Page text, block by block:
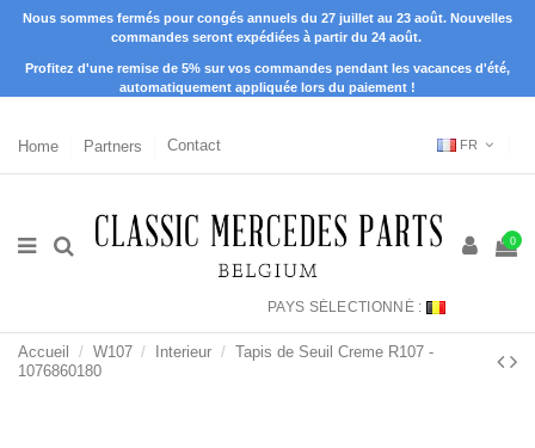
Nous sommes fermés pour congés annuels du 27 juillet au 23 août. Nouvelles
commandes seront expédiées à partir du 24 août.
Profitez d'une remise de 5% sur vos commandes pendant les vacances d'été,
automatiquement appliquée lors du paiement !
Home Partners Contact FR
0
PAYS SÉLECTIONNÉ :
Accueil W107 Interieur
Tapis de Seuil Creme R107 -
1076860180